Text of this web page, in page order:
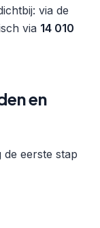
via de
via 14 010
en
de eerste stap